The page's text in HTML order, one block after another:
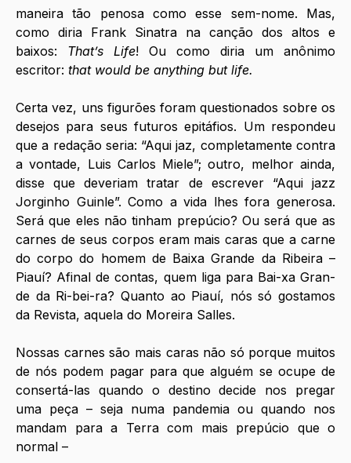
maneira tão penosa como esse sem-nome. Mas,
como diria Frank Sinatra na canção dos altos e
baixos: That’s Life! Ou como diria um anônimo
escritor: that would be anything but life.
Certa vez, uns figurões foram questionados sobre os
desejos para seus futuros epitáfios. Um respondeu
que a redação seria: “Aqui jaz, completamente contra
a vontade, Luis Carlos Miele”; outro, melhor ainda,
disse que deveriam tratar de escrever “Aqui jazz
Jorginho Guinle”. Como a vida lhes fora generosa.
Será que eles não tinham prepúcio? Ou será que as
carnes de seus corpos eram mais caras que a carne
do corpo do homem de Baixa Grande da Ribeira –
Piauí? Afinal de contas, quem liga para Bai-xa Gran-
de da Ri-bei-ra? Quanto ao Piauí, nós só gostamos
da Revista, aquela do Moreira Salles.
Nossas carnes são mais caras não só porque muitos
de nós podem pagar para que alguém se ocupe de
consertá-las quando o destino decide nos pregar
uma peça – seja numa pandemia ou quando nos
mandam para a Terra com mais prepúcio que o
normal –